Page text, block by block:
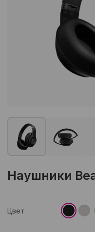
Наушники
Цвет